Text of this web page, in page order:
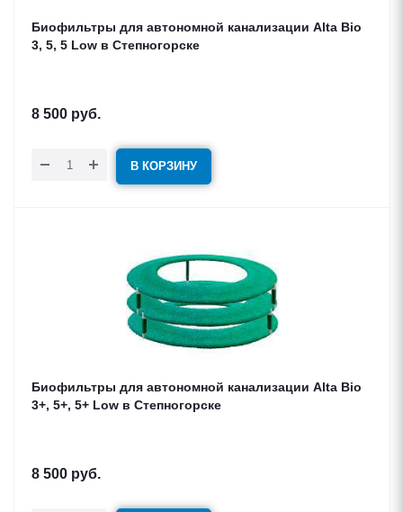
Биофильтры для автономной канализации Alta Bio
3, 5, 5 Low в Степногорске
8 500 руб.
В КОРЗИНУ
Биофильтры для автономной канализации Alta Bio
3+, 5+, 5+ Low в Степногорске
8 500 руб.